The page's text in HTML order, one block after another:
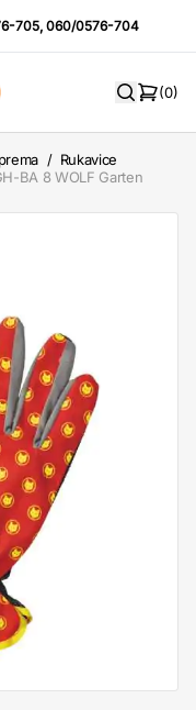
705,060/0576-704
(0)
/ Rukavice
BA 8 WOLF Garten